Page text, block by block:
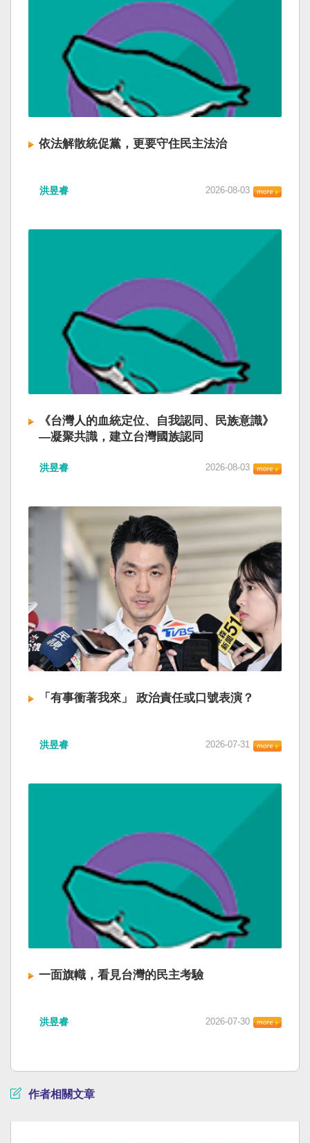
依法解散統促黨，更要守住民主法治
洪昱睿 2026-08-03
《台灣人的血統定位、自我認同、民族意識》
—凝聚共識，建立台灣國族認同
洪昱睿 2026-08-03
「有事衝著我來」 政治責任或口號表演？
洪昱睿 2026-07-31
一面旗幟，看見台灣的民主考驗
洪昱睿 2026-07-30
作者相關文章